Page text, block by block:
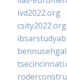
ivd2022.org
csity2022.org